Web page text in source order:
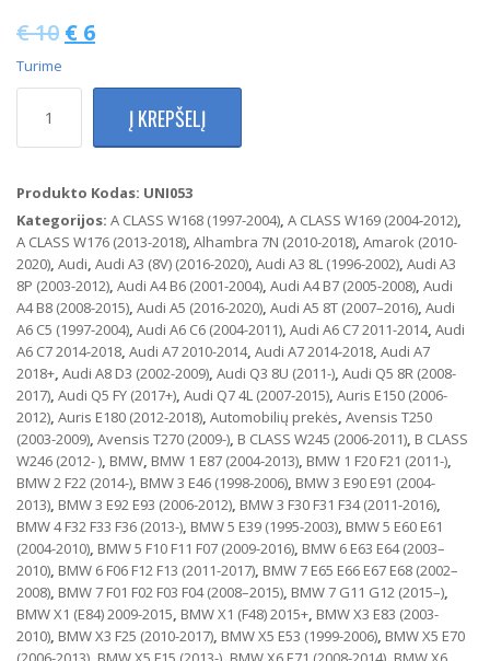
€10 € 6
Turime
kiekis:
Į KREPŠELĮ
Produkto Kodas: UNI053
Kategorijos: A CLASS W168 (1997-2004), A CLASS W169 (2004-2012),
A CLASS W176 (2013-2018), Alhambra 7N (2010-2018), Amarok (2010-
2020), Audi, Audi A3 (8V) (2016-2020), Audi A3 8L (1996-2002), Audi A3
8P (2003-2012), Audi A4 B6 (2001-2004), Audi A4 B7 (2005-2008), Audi
A4 B8 (2008-2015), Audi A5 (2016-2020), Audi A5 8T (2007–2016), Audi
A6 C5 (1997-2004), Audi A6 C6 (2004-2011), Audi A6 C7 2011-2014, Audi
A6 C7 2014-2018, Audi A7 2010-2014, Audi A7 2014-2018, Audi A7
2018+, Audi A8 D3 (2002-2009), Audi Q3 8U (2011-), Audi Q5 8R (2008-
2017), Audi Q5 FY (2017+), Audi Q7 4L (2007-2015), Auris E150 (2006-
2012), Auris E180 (2012-2018), Automobilių prekės, Avensis T250
(2003-2009), Avensis T270 (2009-), B CLASS W245 (2006-2011), B CLASS
W246 (2012- ), BMW, BMW 1 E87 (2004-2013), BMW 1 F20 F21 (2011-),
BMW 2 F22 (2014-), BMW 3 E46 (1998-2006), BMW 3 E90 E91 (2004-
2013), BMW 3 E92 E93 (2006-2012), BMW 3 F30 F31 F34 (2011-2016),
BMW 4 F32 F33 F36 (2013-), BMW 5 E39 (1995-2003), BMW 5 E60 E61
(2004-2010), BMW 5 F10 F11 F07 (2009-2016), BMW 6 E63 E64 (2003–
2010), BMW 6 F06 F12 F13 (2011-2017), BMW 7 E65 E66 E67 E68 (2002–
2008), BMW 7 F01 F02 F03 F04 (2008–2015), BMW 7 G11 G12 (2015–),
BMW X1 (E84) 2009-2015, BMW X1 (F48) 2015+, BMW X3 E83 (2003-
2010), BMW X3 F25 (2010-2017), BMW X5 E53 (1999-2006), BMW X5 E70